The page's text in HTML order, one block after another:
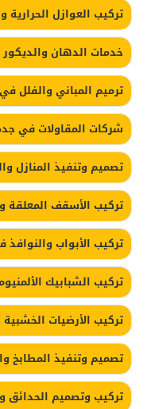
تركيب العوازل الحرارية
خدمات الدهان
ترميم المباني والفلل
شركات المقاولات في
تصميم وتنفيذ المنازل
تركيب الأسقف المعلقة
تركيب الأبواب
تركيب الشبابيك
تركيب الأرضيات
تصميم وتنفيذ المطابخ
تركيب وتصميم الحدائق